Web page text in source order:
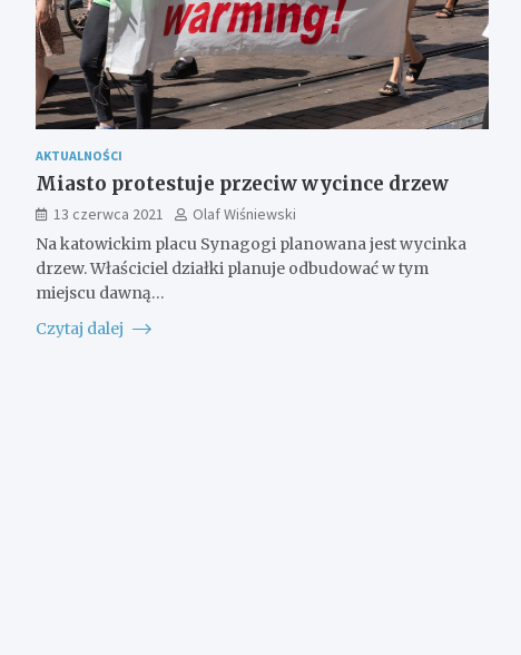
AKTUALNOŚCI
Miasto protestuje przeciw wycince drzew
13 czerwca 2021
Olaf Wiśniewski
Na katowickim placu Synagogi planowana jest wycinka
drzew. Właściciel działki planuje odbudować w tym
miejscu dawną…
Czytaj dalej